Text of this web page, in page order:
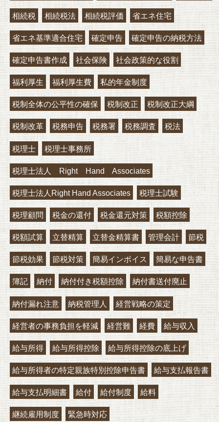
相続税 相続税法 相続税評価 省エネ住宅
省エネ基準適合住宅 確定申告 確定申告の納税方法
確定申告書作成 社会保険 社会政策的な役割
福利厚生 福利厚生費 私的年金制度
税制全体の公平性の確保 税制改正 税制改正大綱
税制改革 税務申告 税務署 税務調査 税法
税理士 税理士事務所
税理士法人 Right Hand Associates
税理士法人Right Hand Associates 税理士試験
税理顧問 税金の還付 税金還元対策 税額控除
税額試算 立替精算 立替金精算書 管理会計 節税
節税効果 節税対策 簡易インボイス 簡易な申告書
簿記 納付 納付付き税額控除 納付書送付廃止
納付漏れ注意 納税管理人 経営戦略の策定
経営者の事務負担を軽減 経営難 経費 給与収入
給与所得 給与所得控除 給与所得控除の底上げ
給与所得者の特定親族特別控除申告書 給与支払報告書
給与支払明細書 給付 給付制度 給料
継続雇用制度 緊急時対応